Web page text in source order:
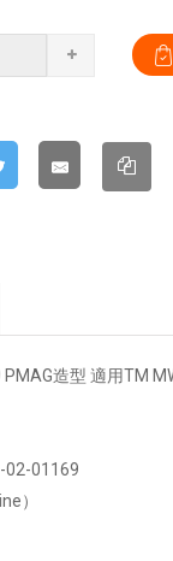
造型 適用TM
02-01169
）